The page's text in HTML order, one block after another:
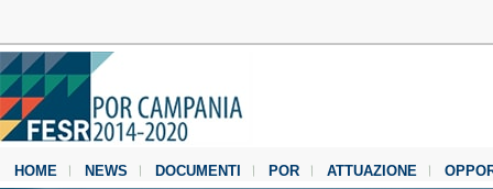
HOME NEWS DOCUMENTI POR ATTUAZIONE